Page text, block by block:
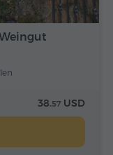
38.57 USD